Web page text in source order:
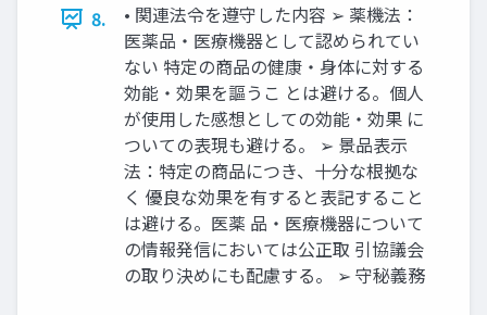
8.
• 関連法令を遵守した内容 ➢ 薬機法：
医薬品・医療機器として認められてい
ない 特定の商品の健康・身体に対する
効能・効果を謳うこ とは避ける。個人
が使用した感想としての効能・効果 に
ついての表現も避ける。 ➢ 景品表示
法：特定の商品につき、十分な根拠な
く 優良な効果を有すると表記すること
は避ける。医薬 品・医療機器について
の情報発信においては公正取 引協議会
の取り決めにも配慮する。 ➢ 守秘義務